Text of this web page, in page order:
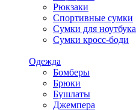
Рюкзаки
Спортивные сумки
Сумки для ноутбука
Сумки кросс-боди
Одежда
Бомберы
Брюки
Бушлаты
Джемпера